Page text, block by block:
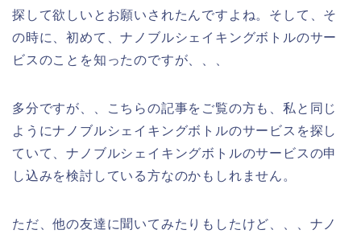
探して欲しいとお願いされたんですよね。そして、そ
の時に、初めて、ナノブルシェイキングボトルのサー
ビスのことを知ったのですが、、、
多分ですが、、こちらの記事をご覧の方も、私と同じ
ようにナノブルシェイキングボトルのサービスを探し
ていて、ナノブルシェイキングボトルのサービスの申
し込みを検討している方なのかもしれません。
ただ、他の友達に聞いてみたりもしたけど、、、ナノ